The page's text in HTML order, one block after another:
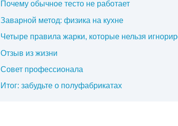
Почему обычное тесто не работает
Заварной метод: физика на кухне
Четыре правила жарки, которые нельзя
Отзыв из жизни
Совет профессионала
Итог: забудьте о полуфабрикатах